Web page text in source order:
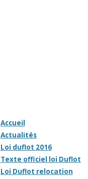
Accueil
Actualités
Loi duflot 2016
Texte officiel loi Duflot
Loi Duflot relocation